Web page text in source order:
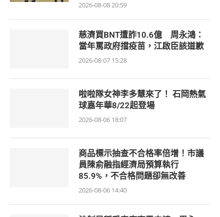
2026-08-08 20:59
慈濟買BNT遭詐10.6億 周永鴻：
當年罵政府擋疫苗，江啟臣該道歉
2026-08-07 15:28
啦啦隊女神李多慧來了！ 石岡熱氣
球嘉年華8/22起登場
2026-08-06 18:07
商品標示抽查不合格率倍增！市議
員陳俞融指經濟局預算執行
85.9%，不合格問題卻無改善
2026-08-06 14:40